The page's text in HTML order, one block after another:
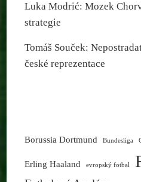
Luka Modrić: Mozek
strategie
Tomáš Souček:
české reprezentace
Borussia Dortmund Bundesliga
Erling Haaland evropský fotbal